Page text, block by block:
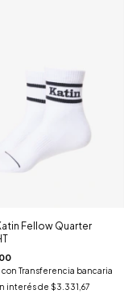
Fellow Quarter
con Transferencia bancaria
interés de $3.331,67